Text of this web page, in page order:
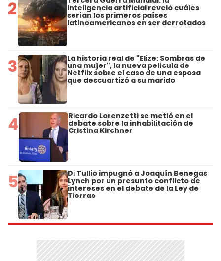
2 inteligencia artificial reveló cuáles
serían los primeros países
latinoamericanos en ser derrotados
3 La historia real de "Elize: Sombras de
una mujer", la nueva película de
Netflix sobre el caso de una esposa
que descuartizó a su marido
4 Ricardo Lorenzetti se metió en el
debate sobre la inhabilitación de
Cristina Kirchner
5 Di Tullio impugnó a Joaquín Benegas
Lynch por un presunto conflicto de
intereses en el debate de la Ley de
Tierras